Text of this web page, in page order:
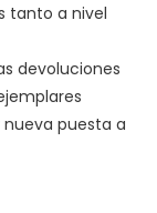
tanto a nivel
devoluciones
puesta a